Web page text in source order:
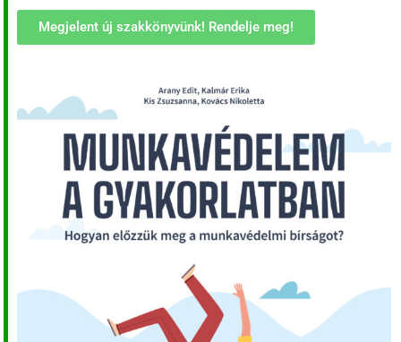
Megjelent új szakkönyvünk! Rendelje meg!